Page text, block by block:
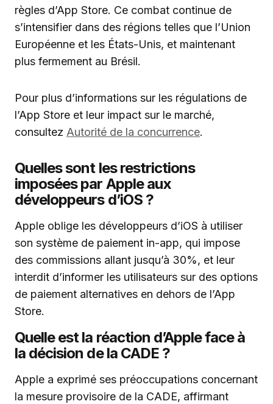
règles d’App Store. Ce combat continue de
s’intensifier dans des régions telles que l’Union
Européenne et les États-Unis, et maintenant
plus fermement au Brésil.
Pour plus d’informations sur les régulations de
l’App Store et leur impact sur le marché,
consultez Autorité de la concurrence.
Quelles sont les restrictions
imposées par Apple aux
développeurs d’iOS ?
Apple oblige les développeurs d’iOS à utiliser
son système de paiement in-app, qui impose
des commissions allant jusqu’à 30%, et leur
interdit d’informer les utilisateurs sur des options
de paiement alternatives en dehors de l’App
Store.
Quelle est la réaction d’Apple face à
la décision de la CADE ?
Apple a exprimé ses préoccupations concernant
la mesure provisoire de la CADE, affirmant